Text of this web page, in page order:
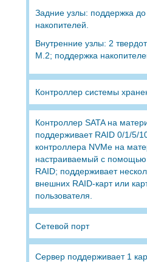
Задние узлы: поддержка
накопителей.
Внутренние узлы: 2
M.2; поддержка
Контроллер системы
Контроллер SATA на
поддерживает RAID 0/1/5/
контроллера NVMe на
настраиваемый с
RAID; поддерживает
внешних RAID-карт или
пользователя.
Сетевой порт
Сервер поддерживает 1